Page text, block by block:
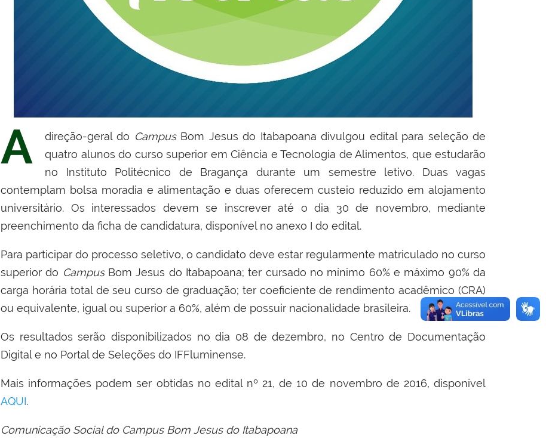
A direção-geral do Campus Bom Jesus do Itabapoana divulgou edital para seleção de
quatro alunos do curso superior em Ciência e Tecnologia de Alimentos, que estudarão
no Instituto Politécnico de Bragança durante um semestre letivo. Duas vagas
contemplam bolsa moradia e alimentação e duas oferecem custeio reduzido em alojamento
universitário. Os interessados devem se inscrever até o dia 30 de novembro, mediante
preenchimento da ficha de candidatura, disponível no anexo I do edital.
Para participar do processo seletivo, o candidato deve estar regularmente matriculado no curso
superior do Campus Bom Jesus do Itabapoana;ter cursado no mínimo 60% e máximo 90% da
carga horária total de seu curso de graduação; ter coeficiente de rendimento acadêmico (CRA)
ou equivalente, igual ou superior a 60%, além de possuir nacionalidade brasileira.
Os resultados serão disponibilizados no dia 08 de dezembro, no Centro de Documentação
Digital e no Portal de Seleções do IFFluminense.
Mais informações podem ser obtidas no edital nº 21, de 10 de novembro de 2016, disponível
AQUI.
Comunicação Social do Campus Bom Jesus do Itabapoana